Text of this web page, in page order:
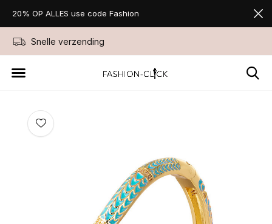
Snelle verzending
20% OP ALLES use code Fashion